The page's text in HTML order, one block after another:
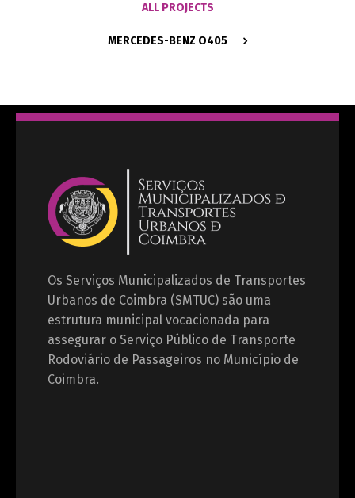
ALL PROJECTS
MERCEDES-BENZ O405
Os Serviços Municipalizados de Transportes
Urbanos de Coimbra (SMTUC) são uma
estrutura municipal vocacionada para
assegurar o Serviço Público de Transporte
Rodoviário de Passageiros no Município de
Coimbra.